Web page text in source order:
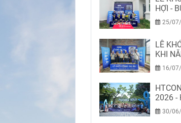
HỢI -
25/
LỄ
KHI
MINH
16/
2026 -
30/